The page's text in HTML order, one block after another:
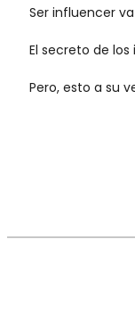
Ser influencer
El secreto de
Pero, esto a su